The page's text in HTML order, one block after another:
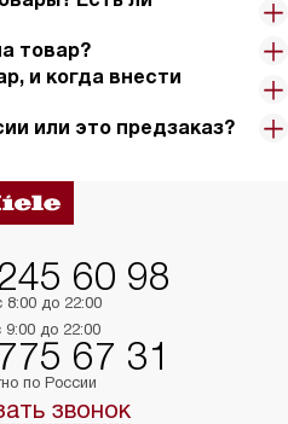
товар?
и когда внести
или это предзаказ?
60 98
8:00 до 22:00
9:00 до 22:00
67 31
по России
звонок